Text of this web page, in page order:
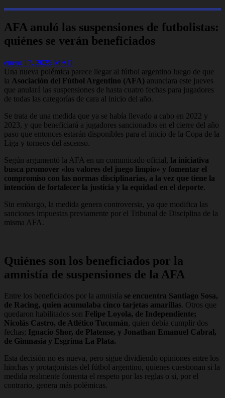
AFA anuló las suspensiones de futbolistas:
quiénes se verán beneficiados
enero 17, 2025 MAD
Una nueva polémica parece llegar al fútbol argentino luego de que
la Asociación del Fútbol Argentino (AFA) anunciara este jueves
que anulará las suspensiones de hasta cuatro fechas para jugadores
de todas las categorías de cara al inicio del año.
Se trata de una medida que ya se había llevado a cabo en 2022 y
2023, y que beneficiará a jugadores sancionados en el cierre del año
paso que entonces estarán disponibles para el inicio de la Copa de la
Liga y torneos del ascenso.
Según argumentó la AFA en un comunicado oficial, la iniciativa
busca promover «los valores del juego limpio» y fomentar el
compromiso con las normas disciplinarias, a la vez que tiene la
intención de fortalecer la justicia y la equidad en el deporte.
Sin embargo, la medida genera controversia, ya que modifica las
sanciones impuestas previamente por el Tribunal de Disciplina de la
misma AFA.
Quiénes son los beneficiados por la
amnistía de suspensiones de la AFA
Entre los beneficiados por la amnistía se encuentra Santiago Sosa,
de Racing, quien acumulaba cinco tarjetas amarillas. Otros que
quedaron habilitados son Felipe Loyola, de Independiente;
Nicolás Castro, de Atlético Tucumán, quien debía cumplir dos
fechas; Ignacio Shor, de Platense, y Jonathan Emanuel Cabral,
de Gimnasia y Esgrima La Plata.
Esta decisión no es nueva, pero sigue dividiendo opiniones entre los
hinchas y protagonistas del fútbol argentino, quienes cuestionan si la
medida realmente fomenta el respeto por las reglas o si, por el
contrario, genera más polémicas.